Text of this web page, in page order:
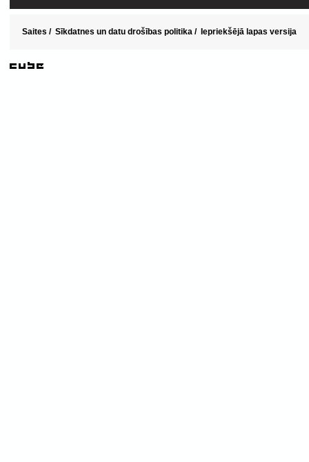
Saites / Sīkdatnes un datu drošības politika / Iepriekšējā lapas versija